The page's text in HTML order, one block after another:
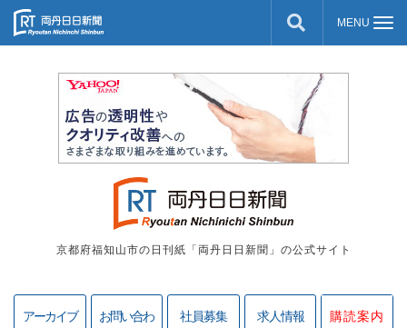
京都府福知山市の日刊紙「両丹日日新聞」の公式サイト
アーカイブ
お問い合わ
社員募集 求人情報 購読案内